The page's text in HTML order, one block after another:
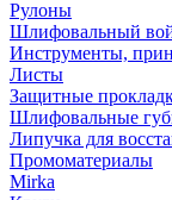
Рулоны
Шлифовальный
Инструменты,
Листы
Защитные
Шлифовальные
Липучка для
Промоматериалы
Mirka